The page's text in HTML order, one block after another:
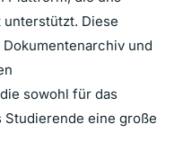
Diese
und
sowohl für das
eine große